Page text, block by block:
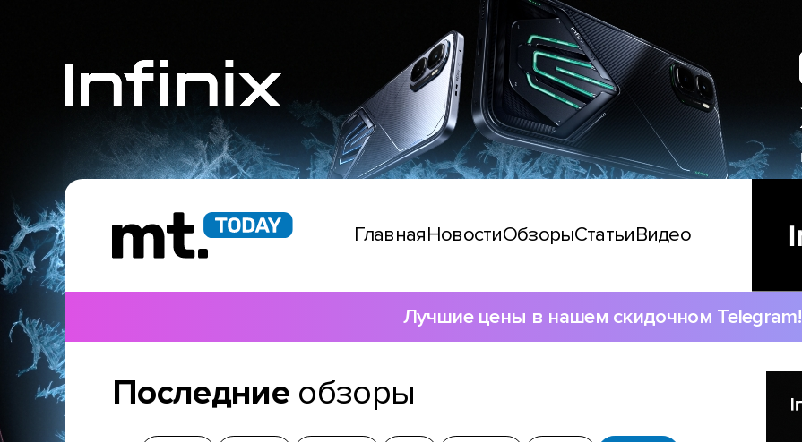
ГлавнаяНовостиОбзорыСтатьиВидео
Лучшие цены в нашем скидочном Telegram!
Последниеобзоры